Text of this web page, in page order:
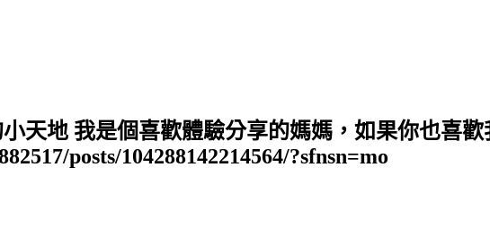
天地 我是個喜歡體驗分享的媽媽，如果你也喜
posts/104288142214564/?sfnsn=mo